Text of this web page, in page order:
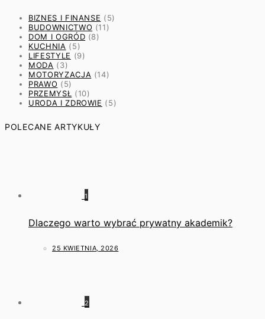
BIZNES I FINANSE (5)
BUDOWNICTWO (11)
DOM I OGRÓD (8)
KUCHNIA (5)
LIFESTYLE (9)
MODA (3)
MOTORYZACJA (14)
PRAWO (5)
PRZEMYSŁ (10)
URODA I ZDROWIE (5)
POLECANE ARTYKUŁY
1
Dlaczego warto wybrać prywatny akademik?
25 KWIETNIA, 2026
2